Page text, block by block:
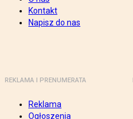
Kontakt
Napisz do nas
REKLAMA I PRENUMERATA
Reklama
Ogłoszenia